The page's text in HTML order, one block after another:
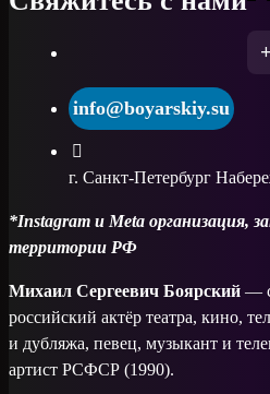
info@boyarskiy.su
г. Санкт-Петербург
*Instagram и Meta организация,
территории РФ
Михаил Сергеевич Боярский —
российский актёр театра, кино,
и дубляжа, певец, музыкант и
артист РСФСР (1990).